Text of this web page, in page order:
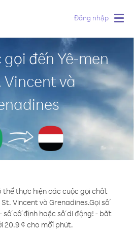
Đăng nhập
đến Yê-men
Vincent và
thể thực hiện các cuộc gọi chất
Vincent và Grenadines.Gọi số
số cố định hoặc số di động! - bắt
20.9 ¢ cho mỗi phút.